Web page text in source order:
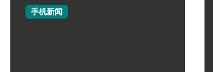
手机新闻